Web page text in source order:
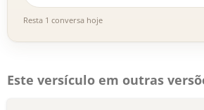
Resta 1 conversa hoje
Este versículo em outras